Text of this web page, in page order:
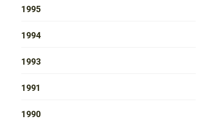
1995
1994
1993
1991
1990